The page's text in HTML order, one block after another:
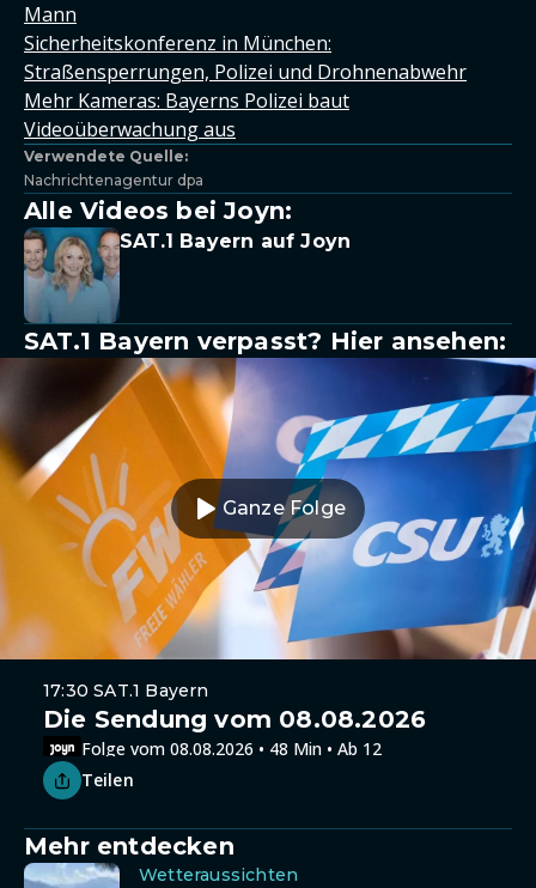
Mann
Sicherheitskonferenz in München:
Straßensperrungen, Polizei und Drohnenabwehr
Mehr Kameras: Bayerns Polizei baut
Videoüberwachung aus
Verwendete Quelle:
Nachrichtenagentur dpa
Alle Videos bei Joyn:
SAT.1 Bayern auf Joyn
SAT.1 Bayern verpasst? Hier ansehen:
Ganze Folge
17:30 SAT.1 Bayern
Die Sendung vom 08.08.2026
Folge vom 08.08.2026 • 48 Min • Ab 12
Teilen
Mehr entdecken
Wetteraussichten